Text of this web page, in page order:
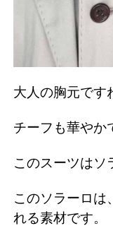
大人の胸元です
チーフも華やか
このスーツはソ
このソラーロは
れる素材です。